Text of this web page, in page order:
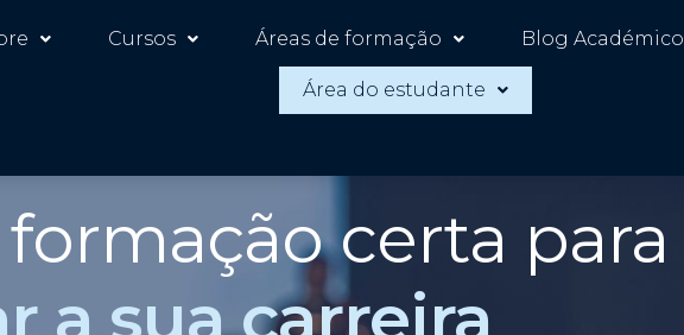
Cursos Áreas de formação Blog Académico
Área do estudante
certa para
a sua carreira